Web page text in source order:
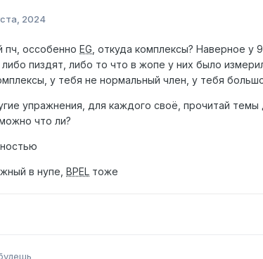
2024
пч, оссобенно EG , откуда комплексы? Наверное
пиздят, либо то что в жопе у них было
у тебя не нормальный член, у тебя
упражнения, для каждого своё, прочитай
что ли?
в нупе, BPEL тоже